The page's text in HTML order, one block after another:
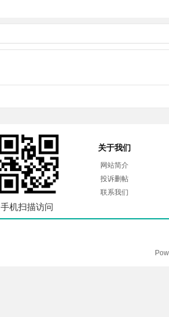
手机扫描访问
关于我们
网站简介
投诉删帖
联系我们